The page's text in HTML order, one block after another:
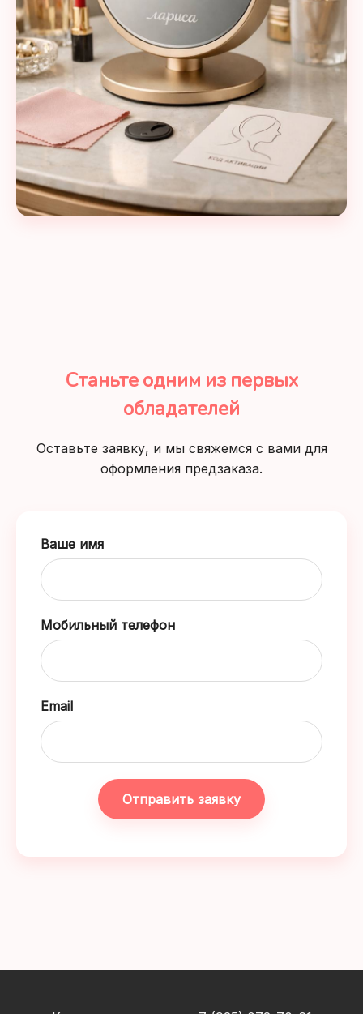
Станьте одним из первых
обладателей
Оставьте заявку, и мы свяжемся с вами для
оформления предзаказа.
Ваше имя
Мобильный телефон
Email
Отправить заявку